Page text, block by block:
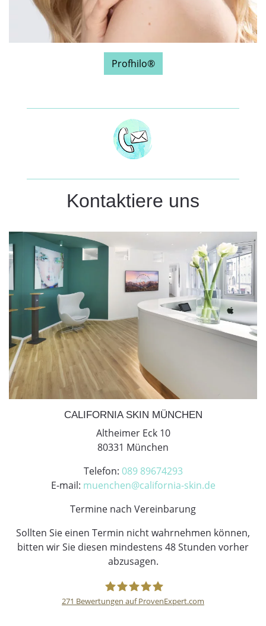
Profhilo®
Kontaktiere uns
CALIFORNIA SKIN MÜNCHEN
Altheimer Eck 10
80331 München
Telefon: 089 89674293
E-mail: muenchen@california-skin.de
Termine nach Vereinbarung
Sollten Sie einen Termin nicht wahrnehmen können,
bitten wir Sie diesen mindestens 48 Stunden vorher
abzusagen.
271 Bewertungen auf ProvenExpert.com